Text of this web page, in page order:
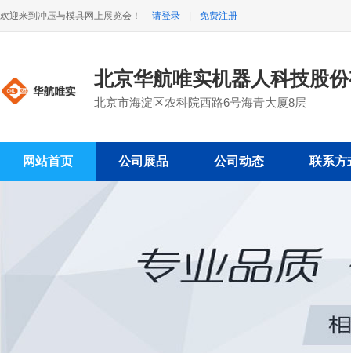
欢迎来到冲压与模具网上展览会！ 请登录 免费注册
北京华航唯实机器人科技股
北京市海淀区农科院西路6号海青大厦8层
网站首页 公司展品 公司动态 联系方